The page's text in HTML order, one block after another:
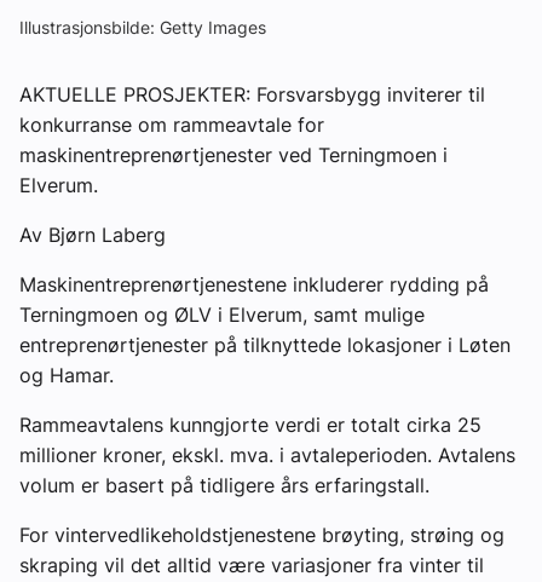
Aktivitetskalender
Bransjekommentar
Nyheter
Aktuelle prosjekter
Illustrasjonsbilde: Getty Images
AKTUELLE PROSJEKTER: Forsvarsbygg inviterer til
konkurranse om rammeavtale for
maskinentreprenørtjenester ved Terningmoen i
Elverum.
Av Bjørn Laberg
Maskinentreprenørtjenestene inkluderer rydding på
Terningmoen og ØLV i Elverum, samt mulige
entreprenørtjenester på tilknyttede lokasjoner i Løten
og Hamar.
Rammeavtalens kunngjorte verdi er totalt cirka 25
millioner kroner, ekskl. mva. i avtaleperioden. Avtalens
volum er basert på tidligere års erfaringstall.
For vintervedlikeholdstjenestene brøyting, strøing og
skraping vil det alltid være variasjoner fra vinter til